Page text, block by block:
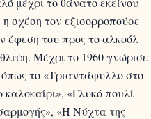
σχέση τον εξισορροπούσε
έφεση του προς το αλκοόλ
Μέχρι το 1960 γνώρισε
το «Τριαντάφυλλο στο
«Γλυκό πουλί
«Η Νύχτα της